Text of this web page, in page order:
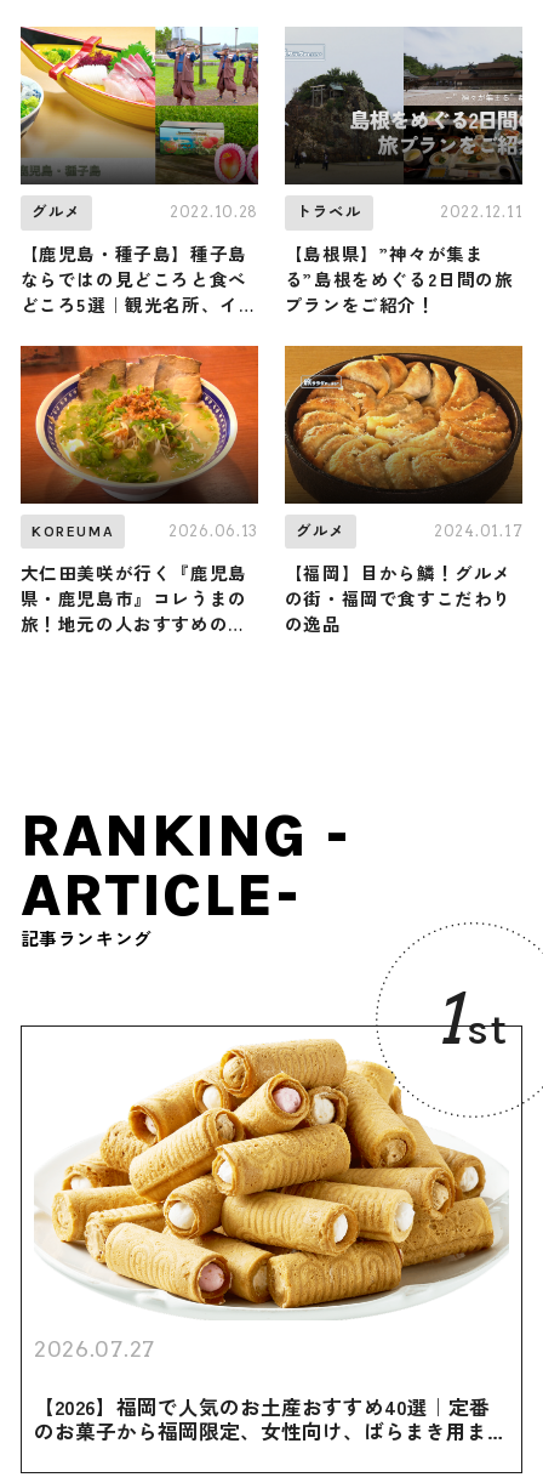
「スペクタクルサマーフェ
スティバル」開催
グルメ 2022.10.28
【鹿児島・種子島】種子島
ならではの見どころと食べ
どころ5選｜観光名所、イベ
介
トラベル 2022.12.11
【島根県】”神々が集ま
る”島根をめぐる2日間の旅
プランをご紹介！
KOREUMA 2026.06.13
大仁田美咲が行く『鹿児島
県・鹿児島市』コレうまの
旅！地元の人おすすめのご
グルメ 2024.01.17
【福岡】目から鱗！グルメ
の街・福岡で食すこだわり
の逸品
RANKING -
ARTICLE-
記事ランキング
1st
2026.07.27
【2026】福岡で人気のお土産おすすめ40選｜定番
のお菓子から福岡限定、女性向け、ばらまき用まで